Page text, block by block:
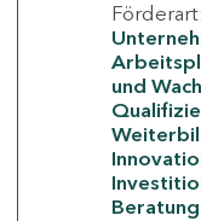
Förderart:
und
Beratung